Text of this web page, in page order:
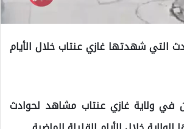
التي شهدتها غازي عنتاب خلال الأيام
في ولاية غازي عنتاب مشاهد لحوادث